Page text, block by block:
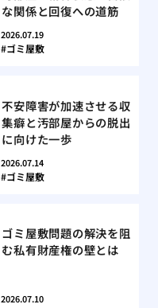
な関係と回復への道筋
2026.07.19
ゴミ屋敷
不安障害が加速させる収
集癖と汚部屋からの脱出
に向けた一歩
2026.07.14
ゴミ屋敷
ゴミ屋敷問題の解決を阻
む私有財産権の壁とは
2026.07.10